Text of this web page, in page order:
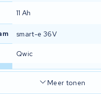
11 Ah
smart-e 36V
Qwic
Meer tonen